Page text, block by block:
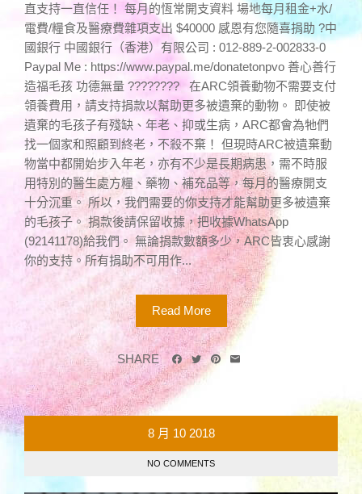
直支持一直信任！ 每月的恆常開支資料 場地每月租金+水/
電費/糧食及醫療費雜項支出 $40000 感恩有您隨喜捐助 ?中
國銀行 中國銀行（香港）有限公司 : 012-889-2-002833-0
Paypal Me : https://www.paypal.me/donatetonpvo 善心善行
造福毛孩 功德無量 ???????? 在ARC領養動物不需要支付
領養費用，請支持捐款以幫助更多被遺棄的動物。 即使被
遺棄的毛孩子有殘缺、年老、抑或生病，ARC都會為牠們
找一個家和照顧到終老，不殺不棄！ 但現時ARC被遺棄動
物當中都開始步入年老，亦有不少是長期病患，需不時服
用特別的醫生處方糧、藥物、補充品等，每月的醫療開支
十分沉重。 所以，我們需要的你支持才能幫助更多被遺棄
的毛孩子。 捐款後請保留收據，把收據WhatsApp
(92141178)給我們。 無論捐款數額多少，ARC皆衷心感謝
你的支持。所有捐助不可用作...
Read More
SHARE
8 月 10 2018
NO COMMENTS